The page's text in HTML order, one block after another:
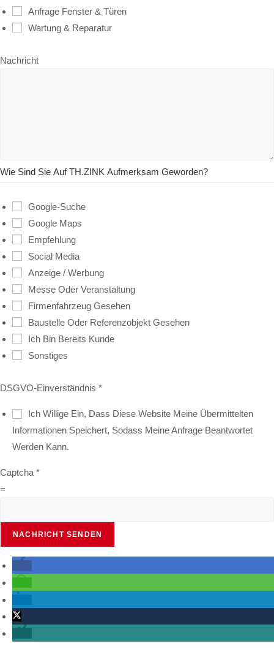
Anfrage Fenster & Türen
Wartung & Reparatur
Nachricht
Wie Sind Sie Auf TH.ZINK Aufmerksam Geworden?
Google-Suche
Google Maps
Empfehlung
Social Media
Anzeige / Werbung
Messe Oder Veranstaltung
Firmenfahrzeug Gesehen
Baustelle Oder Referenzobjekt Gesehen
Ich Bin Bereits Kunde
Sonstiges
DSGVO-Einverständnis *
Ich Willige Ein, Dass Diese Website Meine Übermittelten
Informationen Speichert, Sodass Meine Anfrage Beantwortet
Werden Kann.
Captcha *
=
NACHRICHT SENDEN